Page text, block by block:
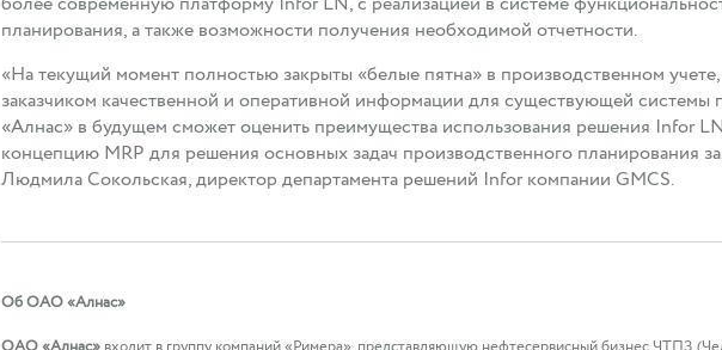
планирования, а также возможности получения необходимой отчетности.
«На текущий момент полностью закрыты «белые пятна» в производственном
заказчиком качественной и оперативной информации для существующей системы
«Алнас» в будущем сможет оценить преимущества использования решения Infor
концепцию MRP для решения основных задач производственного планирования
Людмила Сокольская, директор департамента решений Infor компании GMCS.
Об ОАО «Алнас»